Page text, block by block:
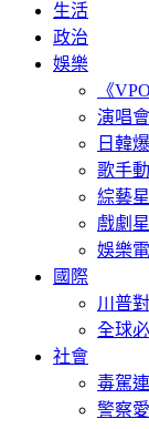
生活
政治
娛樂
《
演唱
日韓
歌手
綜藝
戲劇
娛樂
國際
川普
全球
社會
毒駕
警察